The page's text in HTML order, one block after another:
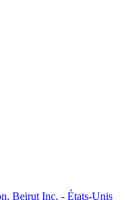
Beirut Inc. - États-Unis